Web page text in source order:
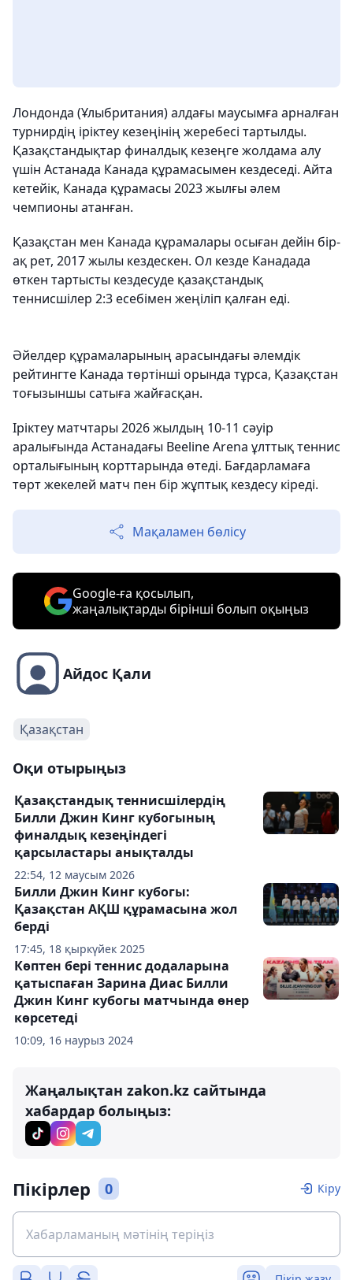
Лондонда (Ұлыбритания) алдағы маусымға арналған
турнирдің іріктеу кезеңінің жеребесі тартылды.
Қазақстандықтар финалдық кезеңге жолдама алу
үшін Астанада Канада құрамасымен кездеседі. Айта
кетейік, Канада құрамасы 2023 жылғы әлем
чемпионы атанған.
Қазақстан мен Канада құрамалары осыған дейін бір-
ақ рет, 2017 жылы кездескен. Ол кезде Канадада
өткен тартысты кездесуде қазақстандық
теннисшілер 2:3 есебімен жеңіліп қалған еді.
Әйелдер құрамаларының арасындағы әлемдік
рейтингте Канада төртінші орында тұрса, Қазақстан
тоғызыншы сатыға жайғасқан.
Іріктеу матчтары 2026 жылдың 10-11 сәуір
аралығында Астанадағы Beeline Arena ұлттық теннис
орталығының корттарында өтеді. Бағдарламаға
төрт жекелей матч пен бір жұптық кездесу кіреді.
Мақаламен бөлісу
Google-ға қосылып,
жаңалықтарды бірінші болып оқыңыз
Айдос Қали
Қазақстан
Оқи отырыңыз
22:54, 12 маусым 2026
Қазақстандық теннисшілердің
Билли Джин Кинг кубогының
финалдық кезеңіндегі
қарсыластары анықталды
17:45, 18 қыркүйек 2025
Билли Джин Кинг кубогы:
Қазақстан АҚШ құрамасына жол
берді
10:09, 16 наурыз 2024
Көптен бері теннис додаларына
қатыспаған Зарина Диас Билли
Джин Кинг кубогы матчында өнер
көрсетеді
Жаңалықтан zakon.kz сайтында
хабардар болыңыз:
Пікірлер 0 Кіру